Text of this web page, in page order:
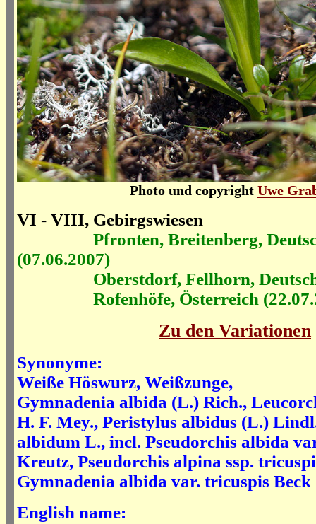
Photo und copyright Uwe
VI - VIII, Gebirgswiesen
Pfronten, Breitenberg,
(07.06.2007)
Oberstdorf, Fellhorn,
Rofenhöfe, Österreich
Zu den Variationen
Synonyme:
Weiße Höswurz, Weißzunge,
Gymnadenia albida (L.) Rich.,
H. F. Mey., Peristylus albidus (L.)
albidum L., incl. Pseudorchis albida
Kreutz, Pseudorchis alpina ssp.
Gymnadenia albida var. tricuspis Beck
English name: